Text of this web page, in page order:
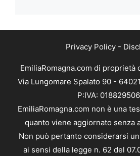
Privacy Policy-
EmiliaRomagna.com di
Via Lungomare Spalato 90 -
P:IVA:
EmiliaRomagna.com non è una
quanto viene aggiornato senza
Non può pertanto considerarsi
ai sensi della legge n. 62 del